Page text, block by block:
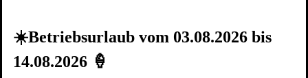
✔ Kostenfreie Lieferung und Montage im Raum Lindau im
Bodensee!
zzgl. eventuell anfallender Kosten für Ausbau und Entsorgung des
☀️Betriebsurlaub vom 03.08.2026 bis
14.08.2026 🍦